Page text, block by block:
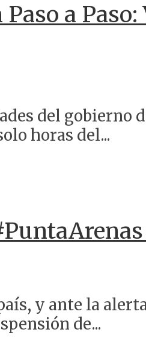
a
del gobierno
horas del...
y ante la
de...